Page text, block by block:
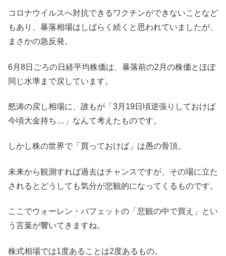
コロナウイルスへ対抗できるワクチンができないことなど
もあり、暴落相場はしばらく続くと思われていましたが、
まさかの急反発。
6月8日ごろの日経平均株価は、暴落前の2月の株価とほぼ
同じ水準まで戻しています。
怒涛の戻し相場に、誰もが「3月19日頃逆張りしておけば
今頃大金持ち…」なんて考えたものです。
しかし株の世界で「買っておけば」は愚の骨頂。
未来から観測すれば過去はチャンスですが、その場に立た
されるとどうしても気分が悲観的になってくるものです。
ここでウォーレン・バフェットの「悲観の中で買え」とい
う言葉が響いてきますね。
株式相場では1度あることは2度あるもの。